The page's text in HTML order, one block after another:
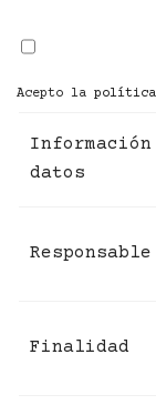
Acepto la política
datos
Responsable
Finalidad